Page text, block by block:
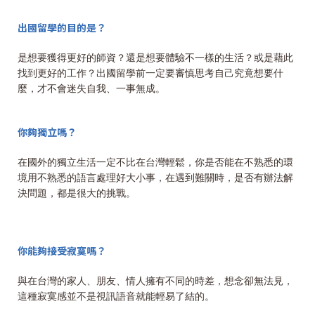
出國留學的目的是？
是想要獲得更好的師資？還是想要體驗不一樣的生活？或是藉此
找到更好的工作？出國留學前一定要審慎思考自己究竟想要什
麼，才不會迷失自我、一事無成。
你夠獨立嗎？
在國外的獨立生活一定不比在台灣輕鬆，你是否能在不熟悉的環
境用不熟悉的語言處理好大小事，在遇到難關時，是否有辦法解
決問題，都是很大的挑戰。
你能夠接受寂寞嗎？
與在台灣的家人、朋友、情人擁有不同的時差，想念卻無法見，
這種寂寞感並不是視訊語音就能輕易了結的。